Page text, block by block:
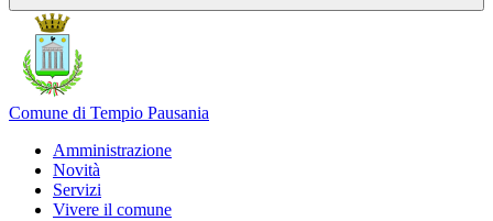
Comune di Tempio Pausania
Amministrazione
Novità
Servizi
Vivere il comune